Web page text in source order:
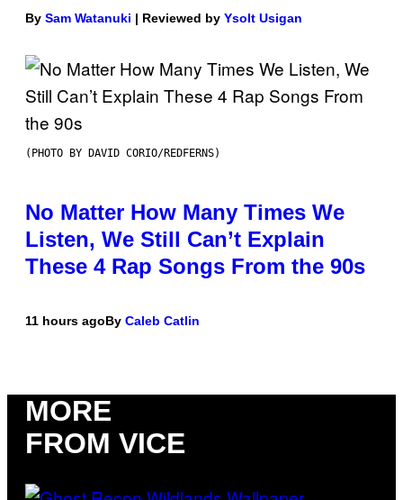
By Sam Watanuki | Reviewed by Ysolt Usigan
(PHOTO BY DAVID CORIO/REDFERNS)
No Matter How Many Times We
Listen, We Still Can’t Explain
These 4 Rap Songs From the 90s
11 hours agoBy Caleb Catlin
MORE
FROM VICE